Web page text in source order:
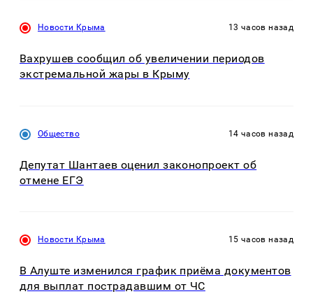
Новости Крыма 13 часов назад
Вахрушев сообщил об увеличении периодов
экстремальной жары в Крыму
Общество 14 часов назад
Депутат Шантаев оценил законопроект об
отмене ЕГЭ
Новости Крыма 15 часов назад
В Алуште изменился график приёма документов
для выплат пострадавшим от ЧС